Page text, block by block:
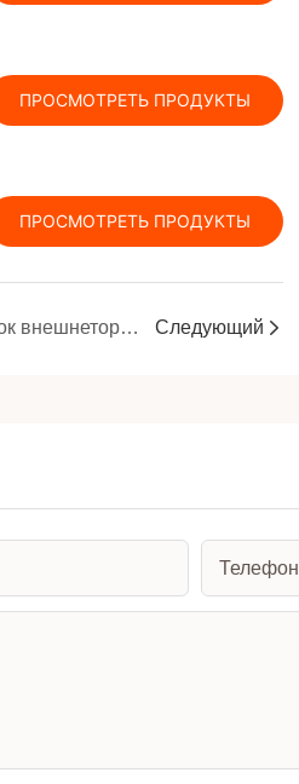
ПРОСМОТРЕТЬ ПРОДУКТЫ
ПРОСМОТРЕТЬ ПРОДУКТЫ
Намечается обратный отток внешнеторговых заказов. Следующий
Телефон